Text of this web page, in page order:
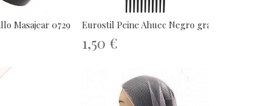
Masajear 07291 Eurostil Peine Ahuec Negro grande 11...
1,50 €